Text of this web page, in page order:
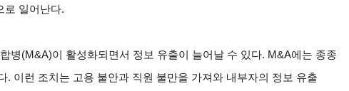
로 일어난다.
병(M&A)이 활성화되면서 정보 유출이 늘어날 수 있다. M&A에는 종종
. 이런 조치는 고용 불안과 직원 불만을 가져와 내부자의 정보 유출